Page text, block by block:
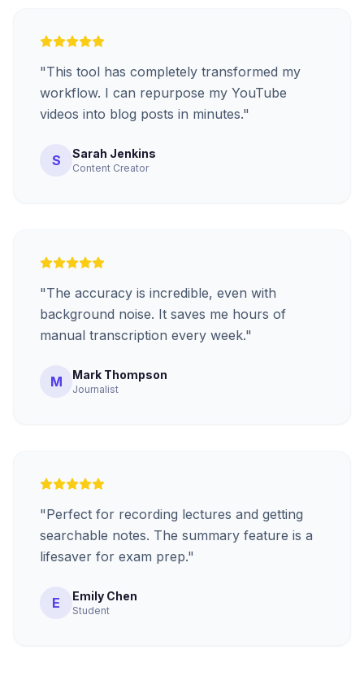
"This tool has completely transformed my
workflow. I can repurpose my YouTube
videos into blog posts in minutes."
S Sarah Jenkins
Content Creator
"The accuracy is incredible, even with
background noise. It saves me hours of
manual transcription every week."
M Mark Thompson
Journalist
"Perfect for recording lectures and getting
searchable notes. The summary feature is a
lifesaver for exam prep."
E Emily Chen
Student